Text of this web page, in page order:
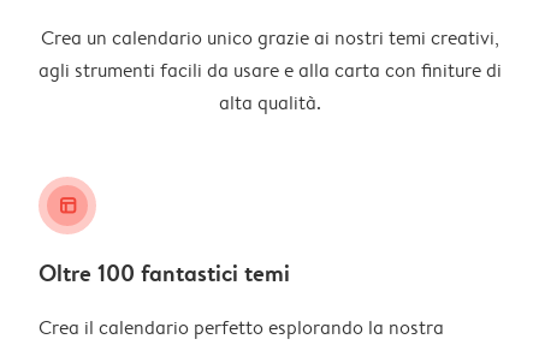
Crea un calendario unico grazie ai nostri temi creativi,
agli strumenti facili da usare e alla carta con finiture di
alta qualità.
layout_alt
Oltre 100 fantastici temi
Crea il calendario perfetto esplorando la nostra